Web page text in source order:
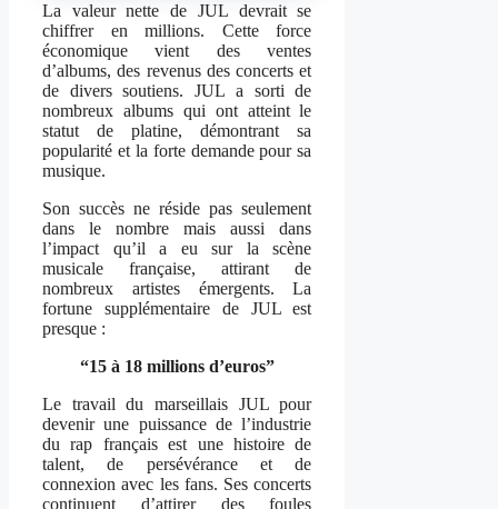
La valeur nette de JUL devrait se
chiffrer en millions. Cette force
économique vient des ventes
d’albums, des revenus des concerts et
de divers soutiens. JUL a sorti de
nombreux albums qui ont atteint le
statut de platine, démontrant sa
popularité et la forte demande pour sa
musique.
Son succès ne réside pas seulement
dans le nombre mais aussi dans
l’impact qu’il a eu sur la scène
musicale française, attirant de
nombreux artistes émergents. La
fortune supplémentaire de JUL est
presque :
“15 à 18 millions d’euros”
Le travail du marseillais JUL pour
devenir une puissance de l’industrie
du rap français est une histoire de
talent, de persévérance et de
connexion avec les fans. Ses concerts
continuent d’attirer des foules